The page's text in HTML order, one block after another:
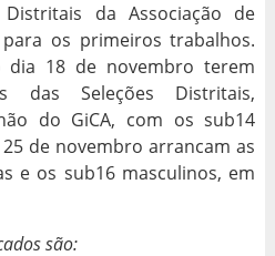
da Associação de
os primeiros trabalhos.
dia 18 de novembro terem
das Seleções Distritais,
do GiCA, com os sub14
de novembro arrancam as
e os sub16 masculinos, em
são: